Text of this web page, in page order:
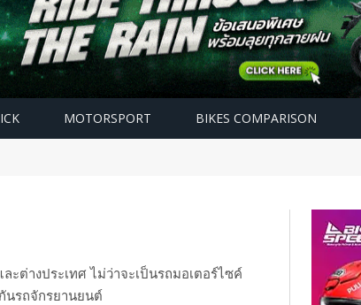
MOTORSPORT BIKES COMPARISON
ต่างประเทศ ไม่ว่าจะเป็นรถมอเตอร์ไซค์
นรถจักรยานยนต์